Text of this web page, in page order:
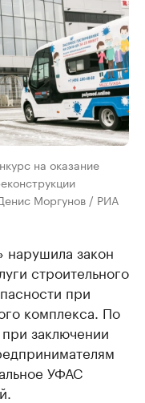
на оказание
Моргунов / РИА
закон
строительного
при
комплекса. По
заключении
УФАС